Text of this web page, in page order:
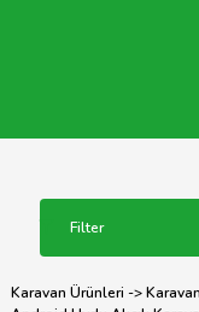
Filter
Karavan Ürünleri ->